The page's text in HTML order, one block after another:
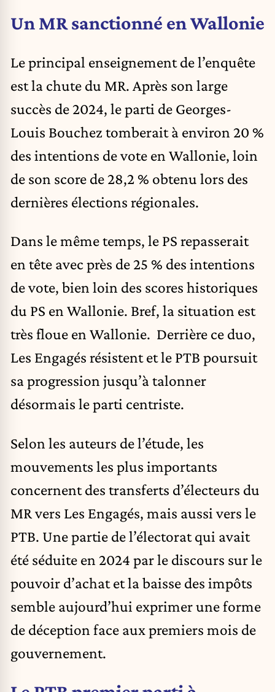
Un MR sanctionné en Wallonie
Le principal enseignement de l’enquête
est la chute du MR. Après son large
succès de 2024, le parti de Georges-
Louis Bouchez tomberait à environ 20 %
des intentions de vote en Wallonie, loin
de son score de 28,2 % obtenu lors des
dernières élections régionales.
Dans le même temps, le PS repasserait
en tête avec près de 25 % des intentions
de vote, bien loin des scores historiques
du PS en Wallonie. Bref, la situation est
très floue en Wallonie. Derrière ce duo,
Les Engagés résistent et le PTB poursuit
sa progression jusqu’à talonner
désormais le parti centriste.
Selon les auteurs de l’étude, les
mouvements les plus importants
concernent des transferts d’électeurs du
MR vers Les Engagés, mais aussi vers le
PTB. Une partie de l’électorat qui avait
été séduite en 2024 par le discours sur le
pouvoir d’achat et la baisse des impôts
semble aujourd’hui exprimer une forme
de déception face aux premiers mois de
gouvernement.